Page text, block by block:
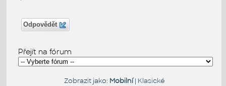
Odpovědět
Přejít na fórum
Zobrazit jako: Mobilní| Klasické